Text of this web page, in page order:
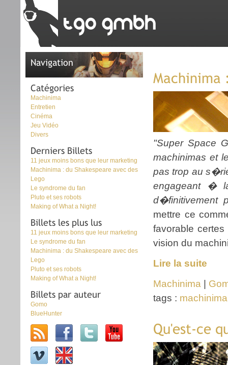
Navigation
Catégories
Machinima
Entretien
Cinéma
Jeu Vidéo
Divers
Derniers Billets
11 jeux moins bons que leur marketing
Machinima : du Shakespeare avec des
Lego
Le syndrome du fan
Pluto et ses robots
Making of What a Night!
Billets les plus lus
11 jeux moins bons que leur marketing
Le syndrome du fan
Machinima : du Shakespeare avec des
Lego
Pluto et ses robots
Making of What a Night!
Billets par auteur
Gomo
BlueHunter
Machinima
"Super Space
machinimas et
pas trop au
engageant �
d�finitivement
mettre ce
favorable
vision du
Lire la suite
Machinima
tags : machinima
Qu'est-ce